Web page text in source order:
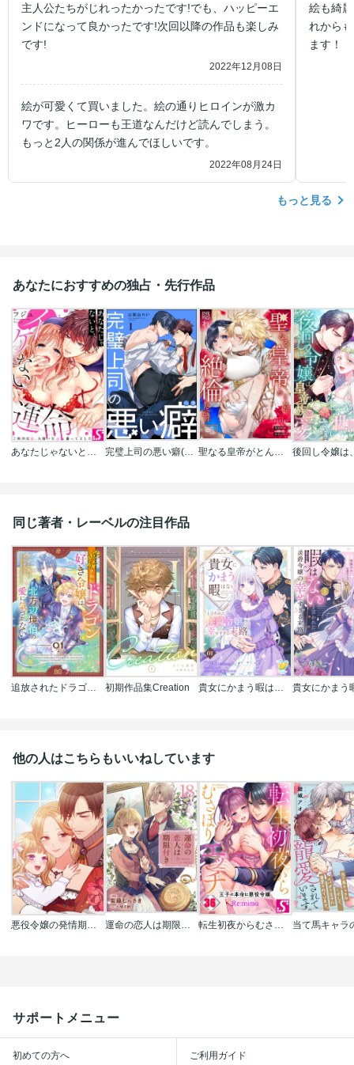
主人公たちがじれったかったです!でも、ハッピーエ
ンドになって良かったです!次回以降の作品も楽しみ
です!
2022年12月08日
絵が可愛くて買いました。絵の通りヒロインが激カ
ワです。ヒーローも王道なんだけど読んでしまう。
もっと2人の関係が進んでほしいです。
2022年08月24日
絵も綺
れから
ます！
もっと見る
あなたにおすすめの独占・先行作品
あなたじゃないと、イケない運命～ご無沙汰Ω、大嫌いなαと番ってました 完璧上司の悪い癖(分冊版) 聖なる皇帝がとんだ隠れ絶倫だった件【単話】
同じ著者・レーベルの注目作品
追放されたドラゴン好き令嬢は、北方辺境伯の愛に気づかない 初期作品集Creation 貴女にかまう暇はないと言われた侯爵令嬢の幸せすぎる末路【単話】
他の人はこちらもいいねしています
悪役令嬢の発情期【タテヨミ】【フルカラー】 運命の恋人は期限付き【単話版】 転生初夜からむさぼりエッチ～王子の本命は悪役令嬢
サポートメニュー
初めての方へ ご利用ガイド